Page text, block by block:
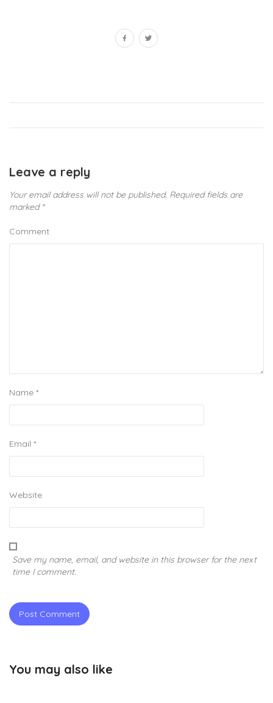
Leave a reply
Your email address will not be published. Required fields are
marked *
Comment
Name *
Email *
Website
Save my name, email, and website in this browser for the next
time I comment.
You may also like